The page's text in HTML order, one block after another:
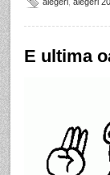
E ultima